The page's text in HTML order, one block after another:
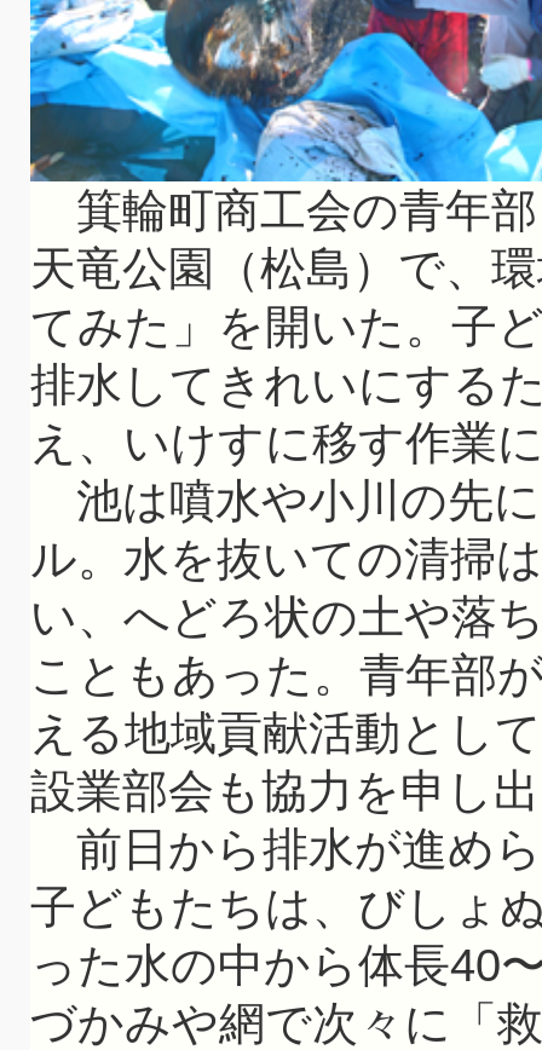
箕輪町商工会の青年
天竜公園（松島）で、
てみた」を開いた。子
排水してきれいにする
え、いけすに移す作業
池は噴水や小川の先
ル。水を抜いての清掃
い、へどろ状の土や落
こともあった。青年部
える地域貢献活動とし
設業部会も協力を申し
前日から排水が進め
子どもたちは、びしょ
った水の中から体長40
づかみや網で次々に「